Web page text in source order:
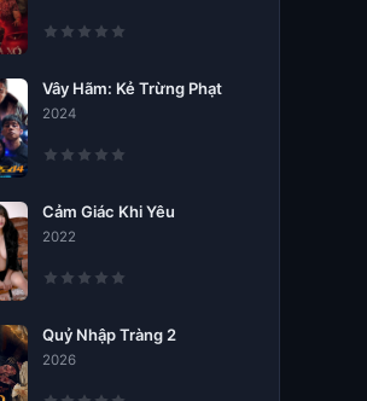
Vây Hãm: Kẻ Trừng Phạt
2024
Cảm Giác Khi Yêu
2022
Quỷ Nhập Tràng 2
2026